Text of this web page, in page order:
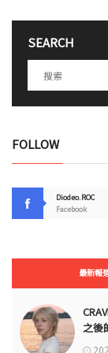
SEARCH
FOLLOW
Diodeo.ROC
Facebook
最新報
之後